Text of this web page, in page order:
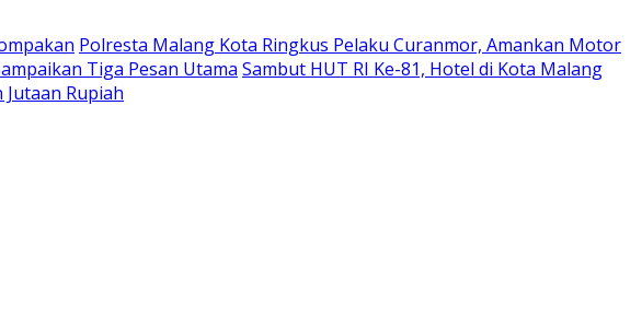
Polresta Malang Kota Ringkus Pelaku Curanmor, Amankan Motor
Tiga Pesan Utama Sambut HUT RI Ke-81, Hotel di Kota Malang
Rupiah